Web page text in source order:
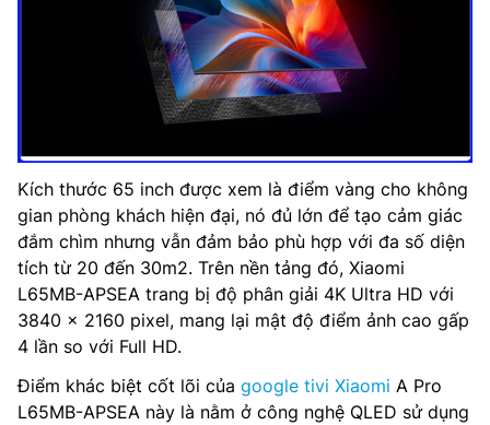
Kích thước 65 inch được xem là điểm vàng cho không
gian phòng khách hiện đại, nó đủ lớn để tạo cảm giác
đắm chìm nhưng vẫn đảm bảo phù hợp với đa số diện
tích từ 20 đến 30m2. Trên nền tảng đó, Xiaomi
L65MB-APSEA trang bị độ phân giải 4K Ultra HD với
3840 x 2160 pixel, mang lại mật độ điểm ảnh cao gấp
4 lần so với Full HD.
Điểm khác biệt cốt lõi của google tivi Xiaomi A Pro
L65MB-APSEA này là nằm ở công nghệ QLED sử dụng